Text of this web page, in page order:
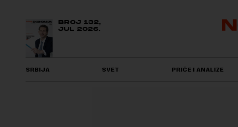
BROJ 132,
JUL 2026.
SRBIJA SVET PRIČE I ANALIZE